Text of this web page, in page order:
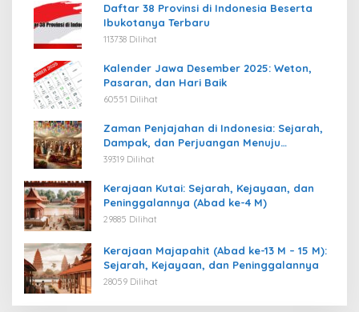
Daftar 38 Provinsi di Indonesia Beserta
Ibukotanya Terbaru
113738 Dilihat
Kalender Jawa Desember 2025: Weton,
Pasaran, dan Hari Baik
60551 Dilihat
Zaman Penjajahan di Indonesia: Sejarah,
Dampak, dan Perjuangan Menuju
Kemerdekaan
39319 Dilihat
Kerajaan Kutai: Sejarah, Kejayaan, dan
Peninggalannya (Abad ke-4 M)
29885 Dilihat
Kerajaan Majapahit (Abad ke-13 M – 15 M):
Sejarah, Kejayaan, dan Peninggalannya
28059 Dilihat